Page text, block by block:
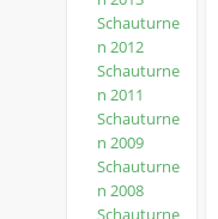
Schauturne
n 2012
Schauturne
n 2011
Schauturne
n 2009
Schauturne
n 2008
Schauturne